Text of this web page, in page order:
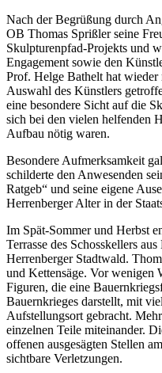
Nach der Begrüßung durch
OB Thomas Sprißler seine
Skulpturenpfad-Projekts und
Engagement sowie den
Prof. Helge Bathelt hat wieder
Auswahl des Künstlers
eine besondere Sicht auf die
sich bei den vielen helfenden
Aufbau nötig waren.
Besondere Aufmerksamkeit
schilderte den Anwesenden
Ratgeb“ und seine eigene
Herrenberger Alter in der
Im Spät-Sommer und Herbst
Terrasse des Schosskellers
Herrenberger Stadtwald.
und Kettensäge. Vor wenigen
Figuren, die eine
Bauernkrieges darstellt, mit
Aufstellungsort gebracht.
einzelnen Teile miteinander.
offenen ausgesägten Stellen
sichtbare Verletzungen.